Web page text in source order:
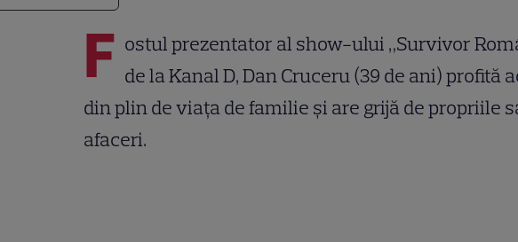
F ostul prezentator al show-ului „Survivor
de la Kanal D, Dan Cruceru (39 de ani) profită
din plin de viața de familie și are grijă de propriile
afaceri.